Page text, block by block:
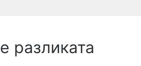
разликата